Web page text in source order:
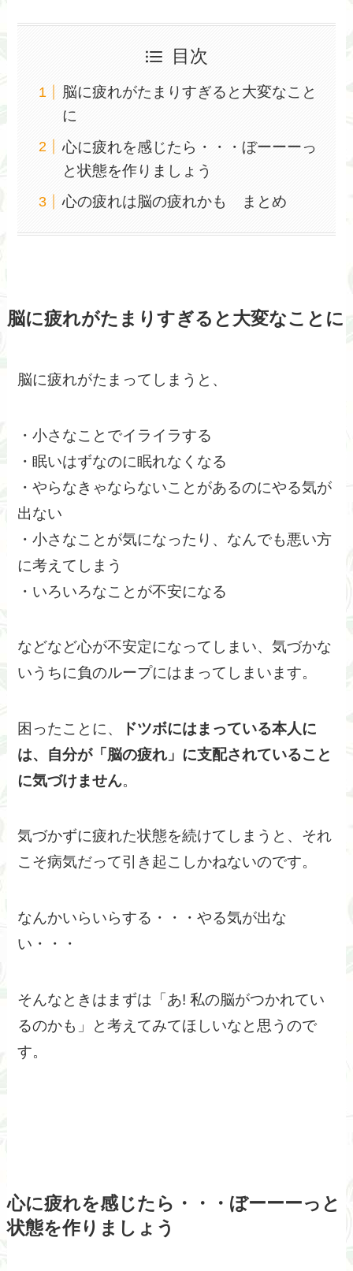
目次
脳に疲れがたまりすぎると大変なこと
に
心に疲れを感じたら・・・ぼーーーっ
と状態を作りましょう
心の疲れは脳の疲れかも まとめ
脳に疲れがたまりすぎると大変なことに
脳に疲れがたまってしまうと、
・小さなことでイライラする
・眠いはずなのに眠れなくなる
・やらなきゃならないことがあるのにやる気が
出ない
・小さなことが気になったり、なんでも悪い方
に考えてしまう
・いろいろなことが不安になる
などなど心が不安定になってしまい、気づかな
いうちに負のループにはまってしまいます。
困ったことに、
ドツボにはまっている本人に
は、自分が「脳の疲れ」に支配されていること
に気づけません。
気づかずに疲れた状態を続けてしまうと、それ
こそ病気だって引き起こしかねないのです。
なんかいらいらする・・・やる気が出な
い・・・
そんなときはまずは「あ! 私の脳がつかれてい
るのかも」と考えてみてほしいなと思うので
す。
心に疲れを感じたら・・・ぼーーーっと
状態を作りましょう